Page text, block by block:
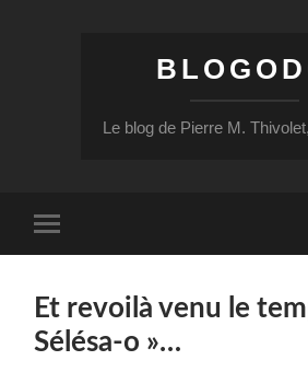
Le blog de Pierre M.
mobile
Et revoilà venu le
Sélésa-o »…